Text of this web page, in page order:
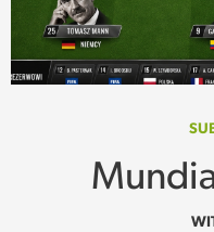
SUBIEKTYWNIE
SPOTKANIE
REKOMENDACJE